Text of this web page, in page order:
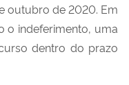
outubro de 2020. Em
o indeferimento, uma
dentro do prazo